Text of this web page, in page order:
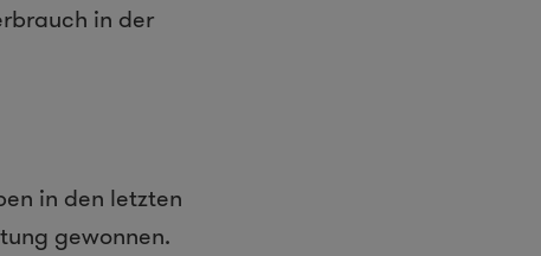
in der
in den letzten
gewonnen.